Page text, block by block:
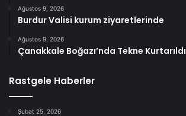
Ağustos 9, 2026
Burdur Valisi kurum ziyaretlerinde
Ağustos 9, 2026
Çanakkale Boğazı’nda Tekne Kurtarıldı
Rastgele Haberler
Şubat 25, 2026